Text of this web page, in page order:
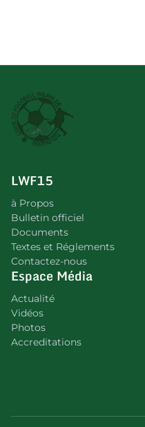
LWF15
à Propos
Bulletin officiel
Documents
Textes et Réglements
Contactez-nous
Espace Média
Actualité
Vidéos
Photos
Accreditations